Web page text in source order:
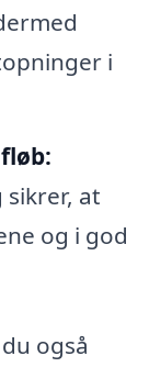
i
sikrer, at
og i god
også